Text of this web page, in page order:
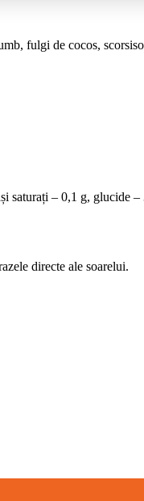
fulgi de cocos,
saturați – 0,1 g, glucide
directe ale soarelui.